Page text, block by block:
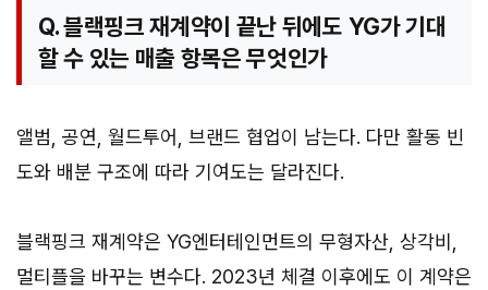
Q. 블랙핑크 재계약이 끝난 뒤에도 YG가 기대
할 수 있는 매출 항목은 무엇인가
앨범, 공연, 월드투어, 브랜드 협업이 남는다. 다만 활동 빈
도와 배분 구조에 따라 기여도는 달라진다.
블랙핑크 재계약은 YG엔터테인먼트의 무형자산, 상각비,
멀티플을 바꾸는 변수다. 2023년 체결 이후에도 이 계약은